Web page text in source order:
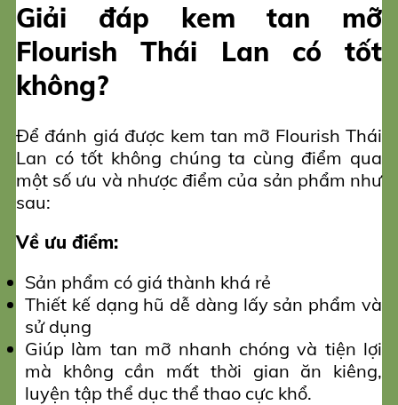
Giải đáp kem tan mỡ
Flourish Thái Lan có tốt
không?
Để đánh giá được kem tan mỡ Flourish Thái
Lan có tốt không chúng ta cùng điểm qua
một số ưu và nhược điểm của sản phẩm như
sau:
Về ưu điểm:
Sản phẩm có giá thành khá rẻ
Thiết kế dạng hũ dễ dàng lấy sản phẩm và
sử dụng
Giúp làm tan mỡ nhanh chóng và tiện lợi
mà không cần mất thời gian ăn kiêng,
luyện tập thể dục thể thao cực khổ.